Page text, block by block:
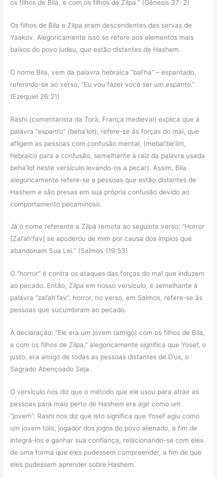
os filhos de Bila, e com os filhos de Zilpa.” (Gênesis 37: 2)
Os filhos de Bila e Zilpa eram descendentes das servas de
Yaakov. Alegoricamente isso se refere aos elementos mais
baixos do povo judeu, que estão distantes de Hashem.
O nome Bila, vem da palavra hebraica “bal’ha” – espantado,
referindo-se ao verso, “Eu vou fazer você ser um espanto.”
(Ezequiel 26:21)
Rashi (comentarista da Torà, França medieval) explica que a
palavra “espanto” (beha’lot), refere-se às forças do mal, que
afligem as pessoas com confusão mental, (mebal’be’lim,
hebraico para a confusão, semelhante à raiz da palavra usada
beha’lot neste versículo levando-os a pecar). Assim, Bila
alegoricamente refere-se a pessoas que estão distantes de
Hashem e são presas em sua própria confusão devido ao
comportamento pecaminoso.
Já o nome referente a Zilpa remota ao seguinte verso: “Horror
[Zal’ah’fav] se apoderou de mim por causa dos ímpios que
abandonam Sua Lei.” (Salmos 119:53)
O “horror” é contra os ataques das forças do mal que induzem
ao pecado. Então, Zilpa em nosso versículo, é semelhante à
palavra “zal’ah’fav”, horror, no verso, em Salmos, refere-se às
pessoas que sucumbiram ao pecado.
A declaração: “Ele era um jovem (amigo) com os filhos de Bila,
e com os filhos de Zilpa,” alegoricamente significa que Yosef, o
justo, era amigo de todas as pessoas distantes de D’us, o
Sagrado Abençoado Seja.
O versículo nos diz que o método que ele usou para atrair as
pessoas para mais perto de Hashem era agir como um
“jovem”. Rashi nos diz que isto significa que Yosef agiu como
um jovem tolo, jogador dos jogos do povo alienado, a fim de
integrá-los e ganhar sua confiança, relacionando-se com eles
de uma forma que eles pudessem compreender, a fim de que
eles pudessem aprender sobre Hashem.